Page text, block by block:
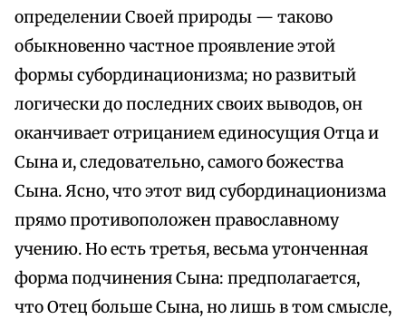
определении Своей природы — таково
обыкновенно частное проявление этой
формы субординационизма; но развитый
логически до последних своих выводов, он
оканчивает отрицанием единосущия Отца и
Сына и, следовательно, самого божества
Сына. Ясно, что этот вид субординационизма
прямо противоположен православному
учению. Но есть третья, весьма утонченная
форма подчинения Сына: предполагается,
что Отец больше Сына, но лишь в том смысле,